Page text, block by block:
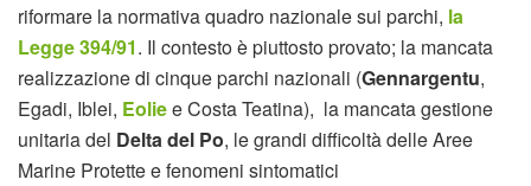
riformare la normativa quadro nazionale sui parchi, la
Legge 394/91. Il contesto è piuttosto provato; la mancata
realizzazione di cinque parchi nazionali (Gennargentu,
Egadi, Iblei, Eoliee Costa Teatina), la mancata gestione
unitaria del Delta del Po, le grandi difficoltà delle Aree
Marine Protette e fenomeni sintomatici